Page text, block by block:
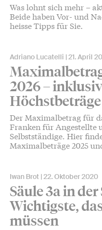
Was lohnt sich mehr –
Beide haben Vor- und
heisse Tipps für Sie.
Adriano Lucatelli 21. April
2026 –
Höchstbeträge
Der Maximalbetrag für
Franken für Angestellte
Selbstständige. Hier
Maximalbeträge 2025
Iwan Brot 22. Oktober 2020
Säule 3a in der
Wichtigste,
müssen